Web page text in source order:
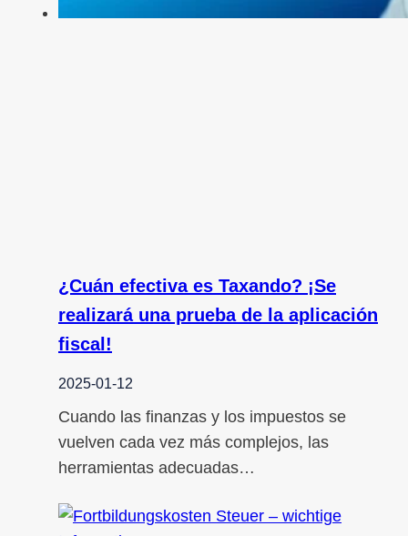
¿Cuán efectiva es Taxando? ¡Se
realizará una prueba de la aplicación
fiscal!
2025-01-12
Cuando las finanzas y los impuestos se
vuelven cada vez más complejos, las
herramientas adecuadas…